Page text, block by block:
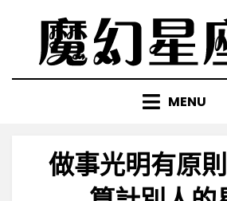
content
MENU
做事光明有原